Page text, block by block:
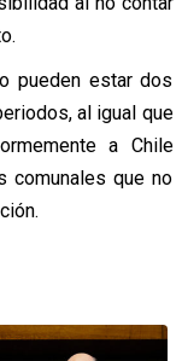
pueden estar dos
al igual que
a Chile
comunales que no